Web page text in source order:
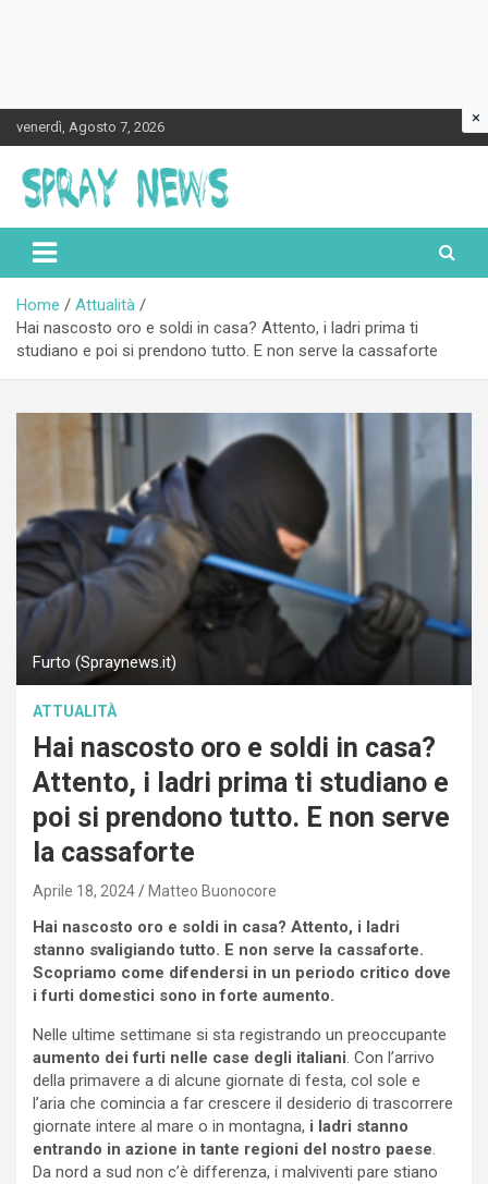
to
content
venerdì, Agosto 7, 2026
Spraynews.it
Home
Attualità
Hai nascosto oro e soldi in casa? Attento, i ladri prima ti
studiano e poi si prendono tutto. E non serve la cassaforte
Furto (Spraynews.it)
ATTUALITÀ
Hai nascosto oro e soldi in casa?
Attento, i ladri prima ti studiano e
poi si prendono tutto. E non serve
la cassaforte
Aprile 18, 2024 Matteo Buonocore
Hai nascosto oro e soldi in casa? Attento, i ladri
stanno svaligiando tutto. E non serve la cassaforte.
Scopriamo come difendersi in un periodo critico dove
i furti domestici sono in forte aumento.
Nelle ultime settimane si sta registrando un preoccupante
aumento dei furti nelle case degli italiani. Con l’arrivo
della primavere a di alcune giornate di festa, col sole e
l’aria che comincia a far crescere il desiderio di trascorrere
giornate intere al mare o in montagna, i ladri stanno
entrando in azione in tante regioni del nostro paese.
Da nord a sud non c’è differenza, i malviventi pare stiano
×